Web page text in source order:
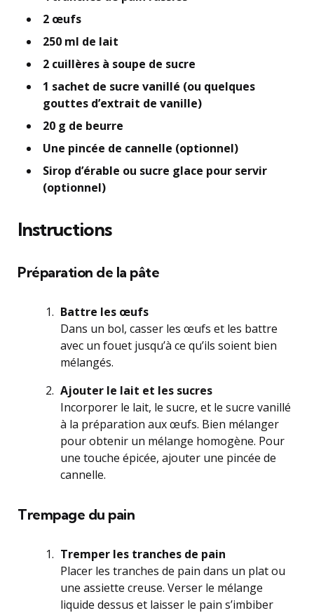
2 œufs
250 ml de lait
2 cuillères à soupe de sucre
1 sachet de sucre vanillé (ou quelques
gouttes d’extrait de vanille)
20 g de beurre
Une pincée de cannelle (optionnel)
Sirop d’érable ou sucre glace pour servir
(optionnel)
Instructions
Préparation de la pâte
Battre les œufs
Dans un bol, casser les œufs et les battre
avec un fouet jusqu’à ce qu’ils soient bien
mélangés.
Ajouter le lait et les sucres
Incorporer le lait, le sucre, et le sucre vanillé
à la préparation aux œufs. Bien mélanger
pour obtenir un mélange homogène. Pour
une touche épicée, ajouter une pincée de
cannelle.
Trempage du pain
Tremper les tranches de pain
Placer les tranches de pain dans un plat ou
une assiette creuse. Verser le mélange
liquide dessus et laisser le pain s’imbiber